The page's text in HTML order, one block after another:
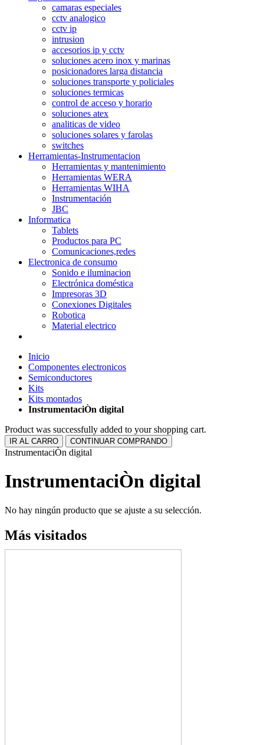
camaras especiales
cctv analogico
cctv ip
intrusion
accesorios ip y cctv
soluciones acero inox y marinas
posicionadores larga distancia
soluciones transporte y policiales
soluciones termicas
control de acceso y horario
soluciones atex
analiticas de video
soluciones solares y farolas
switches
Herramientas-Instrumentacion
Herramientas y mantenimiento
Herramientas WERA
Herramientas WIHA
Instrumentación
JBC
Informatica
Tablets
Productos para PC
Comunicaciones,redes
Electronica de consumo
Sonido e iluminacion
Electrónica doméstica
Impresoras 3D
Conexiones Digitales
Robotica
Material electrico
Inicio
Componentes electronicos
Semiconductores
Kits
Kits montados
InstrumentaciÒn digital
Product was successfully added to your shopping cart.
IR AL CARRO CONTINUAR COMPRANDO
InstrumentaciÒn digital
InstrumentaciÒn digital
No hay ningún producto que se ajuste a su selección.
Más visitados